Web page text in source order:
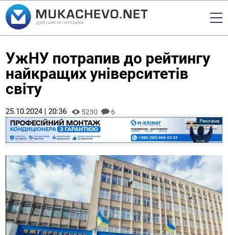
УжНУ потрапив до рейтингу
найкращих університетів
світу
25.10.2024 | 20:36 5230 6